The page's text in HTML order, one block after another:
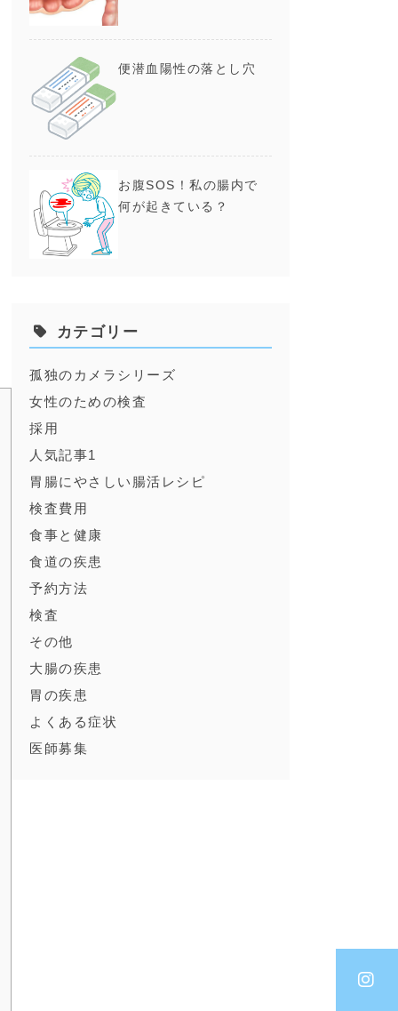
便潜血陽性の落とし穴
お腹SOS！私の腸内で
何が起きている？
カテゴリー
孤独のカメラシリーズ
女性のための検査
採用
人気記事1
胃腸にやさしい腸活レシピ
検査費用
食事と健康
食道の疾患
予約方法
検査
その他
大腸の疾患
胃の疾患
よくある症状
医師募集